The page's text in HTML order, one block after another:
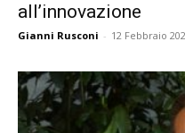
all’innovazione
Gianni Rusconi - 12 Febbraio